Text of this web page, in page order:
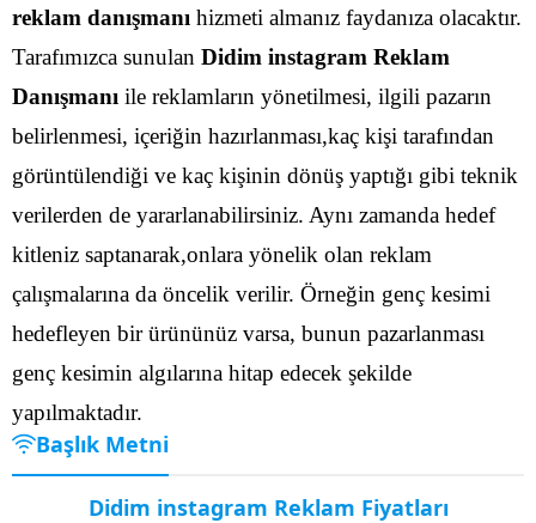
reklam danışmanı hizmeti almanız faydanıza olacaktır.
Tarafımızca sunulan Didim instagram Reklam
Danışmanı ile reklamların yönetilmesi, ilgili pazarın
belirlenmesi, içeriğin hazırlanması,kaç kişi tarafından
görüntülendiği ve kaç kişinin dönüş yaptığı gibi teknik
verilerden de yararlanabilirsiniz. Aynı zamanda hedef
kitleniz saptanarak,onlara yönelik olan reklam
çalışmalarına da öncelik verilir. Örneğin genç kesimi
hedefleyen bir ürününüz varsa, bunun pazarlanması
genç kesimin algılarına hitap edecek şekilde
yapılmaktadır.
Başlık Metni
Didim instagram Reklam Fiyatları